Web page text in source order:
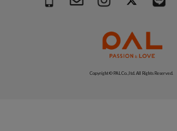
Copyright © PAL Co.,ltd. All Rights Reserved.